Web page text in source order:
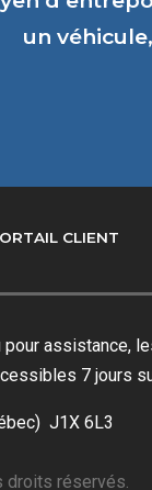
un
CLIENT
assistance,
7 jours
J1X 6L3
droits réservés.